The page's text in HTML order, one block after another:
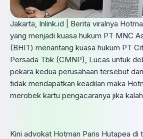
Jakarta, Inlink.id | Berita viralnya
yang menjadi kuasa hukum PT MNC
(BHIT) menantang kuasa hukum PT
Persada Tbk (CMNP), Lucas untuk
pekara kedua perusahaan tersebut
tidak mendapatkan keadilan maka
merobek kartu pengacaranya jika
Kini advokat Hotman Paris Hutapea di